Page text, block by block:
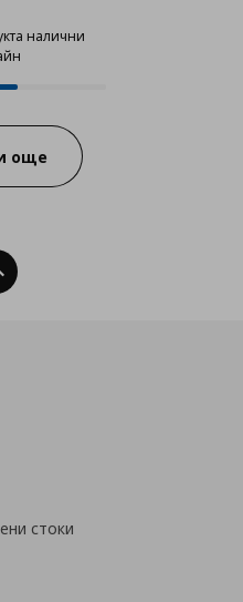
налични
от 20 продукта налични
още
Нагоре
стоки